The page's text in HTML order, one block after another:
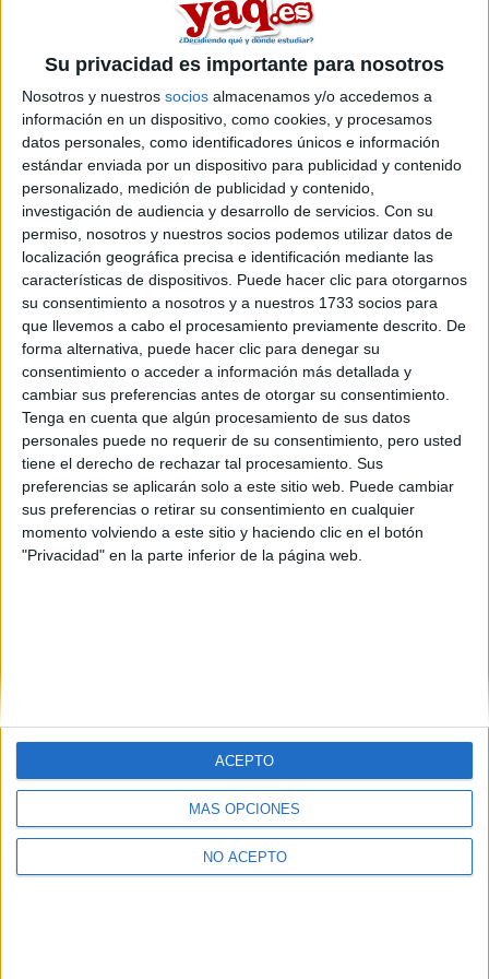
Su privacidad es importante para nosotros
Nosotros y nuestros socios almacenamos y/o accedemos a
información en un dispositivo, como cookies, y procesamos
datos personales, como identificadores únicos e información
estándar enviada por un dispositivo para publicidad y contenido
personalizado, medición de publicidad y contenido,
investigación de audiencia y desarrollo de servicios. Con su
permiso, nosotros y nuestros socios podemos utilizar datos de
localización geográfica precisa e identificación mediante las
características de dispositivos. Puede hacer clic para otorgarnos
su consentimiento a nosotros y a nuestros 1733 socios para
que llevemos a cabo el procesamiento previamente descrito. De
forma alternativa, puede hacer clic para denegar su
consentimiento o acceder a información más detallada y
cambiar sus preferencias antes de otorgar su consentimiento.
Tenga en cuenta que algún procesamiento de sus datos
personales puede no requerir de su consentimiento, pero usted
tiene el derecho de rechazar tal procesamiento. Sus
preferencias se aplicarán solo a este sitio web. Puede cambiar
sus preferencias o retirar su consentimiento en cualquier
momento volviendo a este sitio y haciendo clic en el botón
"Privacidad" en la parte inferior de la página web.
MÁS OPCIONES
NO ACEPTO
ACEPTO
NataliaP
Inicio
Etiquetas: Selectividad
Quiénes somos|Contactar|Anúnciate
Aviso legal|Politica de privacidad|Condiciones generales|Política
de cookies
© 2003-2026Compás Mediterráneo S.L.- Diego de León 47 - 28006
Madrid [ESPAÑA] - Tel. +34 91 593 2767